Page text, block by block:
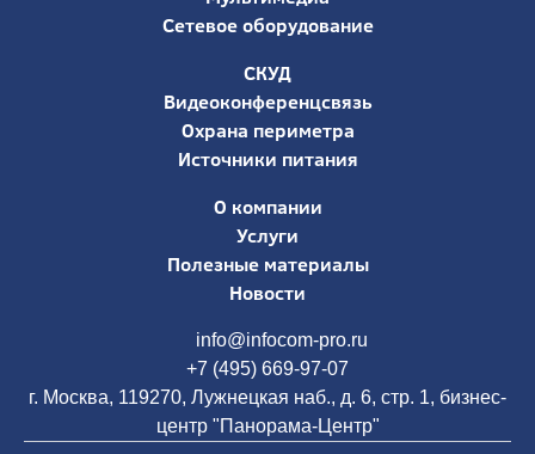
Сетевое оборудование
СКУД
Видеоконференцсвязь
Охрана периметра
Источники питания
О компании
Услуги
Полезные материалы
Новости
info@infocom-pro.ru
+7 (495) 669-97-07
г. Москва, 119270, Лужнецкая наб., д. 6, стр. 1, бизнес-
центр "Панорама-Центр"